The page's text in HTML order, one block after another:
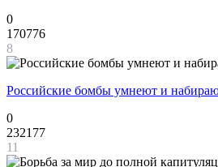
0
170776
8
Российские бомбы умнеют и
0
232177
11